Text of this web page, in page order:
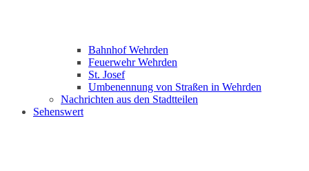
Bahnhof Wehrden
Feuerwehr Wehrden
St. Josef
Umbenennung von Straßen in Wehrden
Nachrichten aus den Stadtteilen
Sehenswert